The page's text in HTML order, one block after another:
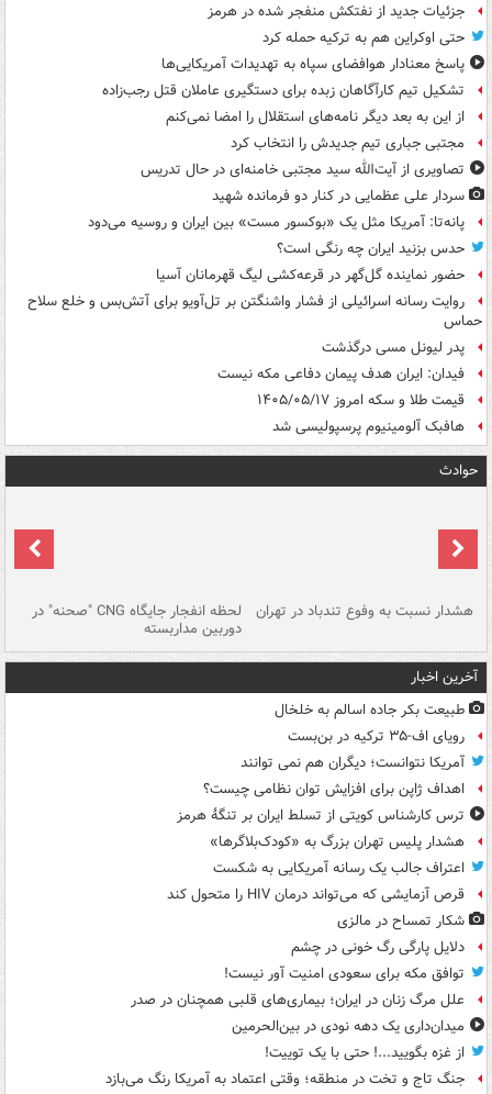
جزئیات جدید از نفتکش منفجر شده در هرمز
حتی اوکراین هم به ترکیه حمله کرد
پاسخ معنادار هوافضای سپاه به تهدیدات آمریکایی‌ها
تشکیل تیم کارآگاهان زبده برای دستگیری عاملان قتل رجب‌زاده
از این به بعد دیگر نامه‌های استقلال را امضا نمی‌کنم
مجتبی جباری تیم جدیدش را انتخاب کرد
تصاویری از آیت‌الله سید مجتبی خامنه‌ای در حال تدریس
سردار علی عظمایی در کنار دو فرمانده شهید
پانه‌تا: آمریکا مثل یک «بوکسور مست» بین ایران و روسیه می‌دود
حدس بزنید ایران چه رنگی است؟
حضور نماینده گل‌گهر در قرعه‌کشی لیگ قهرمانان آسیا
روایت رسانه اسرائیلی از فشار واشنگتن بر تل‌آویو برای آتش‌بس و خلع سلاح
حماس
پدر لیونل مسی درگذشت
فیدان: ایران هدف پیمان دفاعی مکه نیست
قیمت طلا و سکه امروز ۱۴۰۵/۰۵/۱۷
هافبک آلومینیوم پرسپولیسی شد
حوادث
هشدار نسبت به وفوع تندباد در تهران لحظه انفجار جایگاه CNG "صحنه" در
دوربین مداربسته
آخرین اخبار
طبیعت بکر جاده اسالم به خلخال
رویای اف-۳۵ ترکیه در بن‌بست
آمریکا نتوانست؛ دیگران هم نمی توانند
اهداف ژاپن برای افزایش توان نظامی چیست؟
ترس کارشناس کویتی از تسلط ایران بر تنگۀ هرمز
هشدار پلیس تهران بزرگ به «کودک‌بلاگرها»
اعتراف جالب یک رسانه آمریکایی به شکست
قرص آزمایشی که می‌تواند درمان HIV را متحول کند
شکار تمساح در مالزی
دلایل پارگی رگ خونی در چشم
توافق مکه برای سعودی امنیت آور نیست!
علل مرگ زنان در ایران؛ بیماری‌های قلبی همچنان در صدر
میدان‌داری یک دهه نودی در بین‌الحرمین
از غزه بگویید...! حتی با یک توییت!
جنگ تاج و تخت در منطقه؛ وقتی اعتماد به آمریکا رنگ می‌بازد